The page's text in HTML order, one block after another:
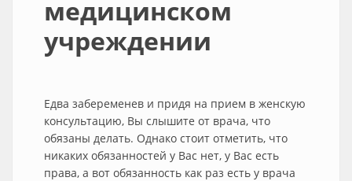
медицинском
учреждении
Едва забеременев и придя на прием в женскую
консультацию, Вы слышите от врача, что
обязаны делать. Однако стоит отметить, что
никаких обязанностей у Вас нет, у Вас есть
права, а вот обязанность как раз есть у врача